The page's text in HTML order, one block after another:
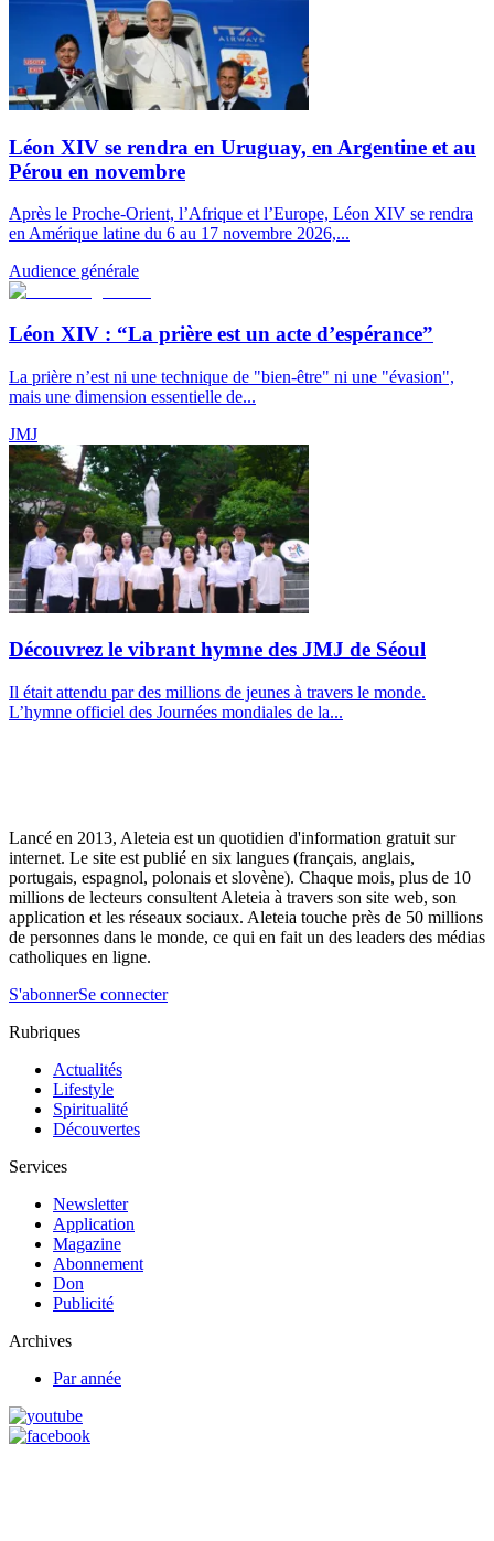
Léon XIV se rendra en Uruguay, en Argentine et au
Pérou en novembre
Après le Proche-Orient, l’Afrique et l’Europe, Léon XIV se rendra
en Amérique latine du 6 au 17 novembre 2026,...
Audience générale
Léon XIV : “La prière est un acte d’espérance”
La prière n’est ni une technique de "bien-être" ni une "évasion",
mais une dimension essentielle de...
JMJ
Découvrez le vibrant hymne des JMJ de Séoul
Il était attendu par des millions de jeunes à travers le monde.
L’hymne officiel des Journées mondiales de la...
Lancé en 2013, Aleteia est un quotidien d'information gratuit sur
internet. Le site est publié en six langues (français, anglais,
portugais, espagnol, polonais et slovène). Chaque mois, plus de 10
millions de lecteurs consultent Aleteia à travers son site web, son
application et les réseaux sociaux. Aleteia touche près de 50 millions
de personnes dans le monde, ce qui en fait un des leaders des médias
catholiques en ligne.
S'abonnerSe connecter
Rubriques
Actualités
Lifestyle
Spiritualité
Découvertes
Services
Newsletter
Application
Magazine
Abonnement
Don
Publicité
Archives
Par année